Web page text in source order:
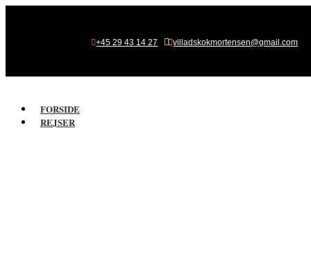
+45 29 43 14 27  villadskokmortensen@gmail.com
FORSIDE
REJSER